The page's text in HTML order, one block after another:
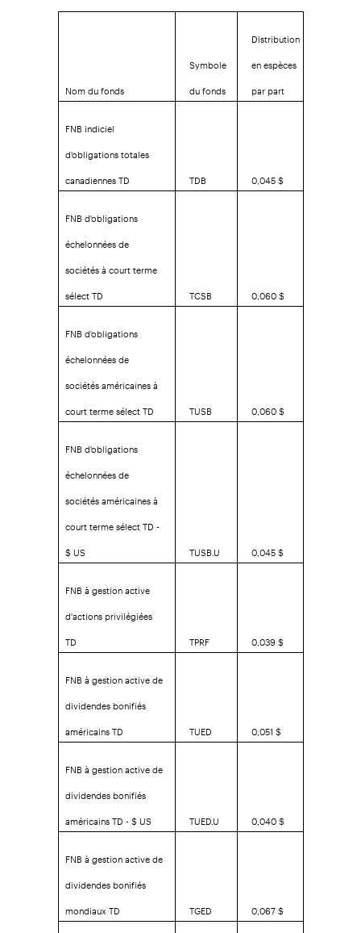
Nom du fonds
Symbole
du fonds
Distribution
en espèces
par part
FNB indiciel
d'obligations totales
canadiennes TD
TDB
0,045 $
FNB d'obligations
échelonnées de
sociétés à court terme
sélect TD
TCSB
0,060 $
FNB d'obligations
échelonnées de
sociétés américaines à
court terme sélect TD
TUSB
0,060 $
FNB d'obligations
échelonnées de
sociétés américaines à
court terme sélect TD -
$ US
TUSB.U
0,045 $
FNB à gestion active
d'actions privilégiées
TD
TPRF
0,039 $
FNB à gestion active de
dividendes bonifiés
américains TD
TUED
0,051 $
FNB à gestion active de
dividendes bonifiés
américains TD - $ US
TUED.U
0,040 $
FNB à gestion active de
dividendes bonifiés
mondiaux TD
TGED
0,067 $